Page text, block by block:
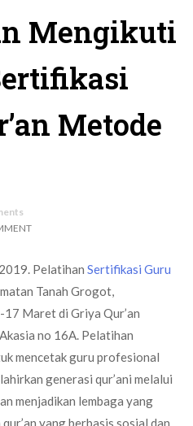
Mengikuti
Metode
Pelatihan Sertifikasi Guru
Tanah Grogot,
Maret di Griya Qur’an
no 16A. Pelatihan
mencetak guru profesional
generasi qur’ani melalui
menjadikan lembaga yang
yang berbasis sosial dan